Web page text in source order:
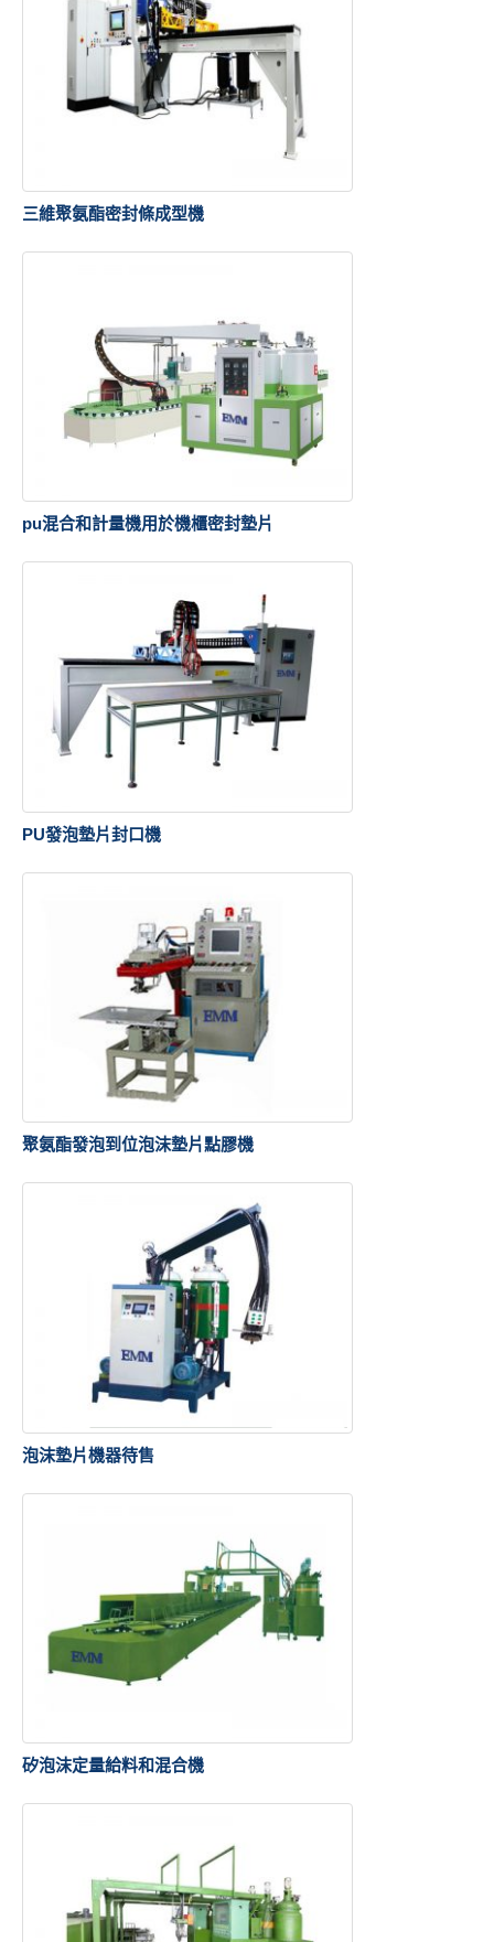
三維聚氨酯密封條成型機
pu混合和計量機用於機櫃密封墊片
PU發泡墊片封口機
聚氨酯發泡到位泡沫墊片點膠機
泡沫墊片機器待售
矽泡沫定量給料和混合機